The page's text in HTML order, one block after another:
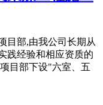
目部,由我公司长期从
践经验和相应资质的
目部下设"六室、五